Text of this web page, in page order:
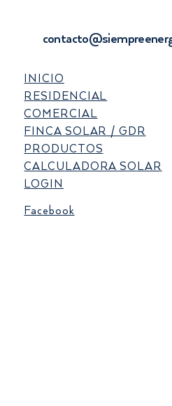
INICIO
RESIDENCIAL
COMERCIAL
FINCA SOLAR / GDR
PRODUCTOS
CALCULADORA SOLAR
LOGIN
Facebook